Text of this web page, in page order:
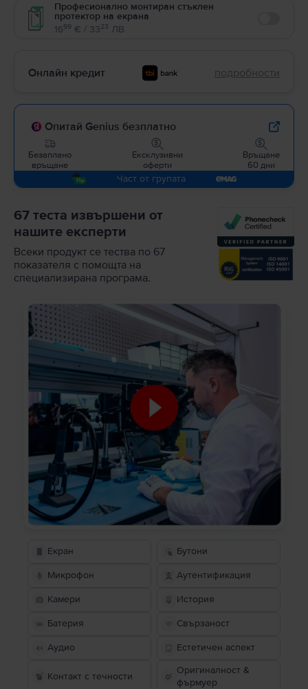
Професионално монтиран стъклен
протектор на екрана
1699 € / 3323 ЛВ
Онлайн кредит подробности
Опитай Genius безплатно
Безаплано
връщане
Ексклузивни
оферти
Връщане
60 дни
Част от групата
67 теста извършени от
нашите експерти
Всеки продукт се тества по 67
показателя с помощта на
специализирана програма.
Екран Бутони
Микрофон Аутентификация
Камери История
Батерия Свързаност
Аудио Естетичен аспект
Контакт с течности
Оригиналност &
фърмуер